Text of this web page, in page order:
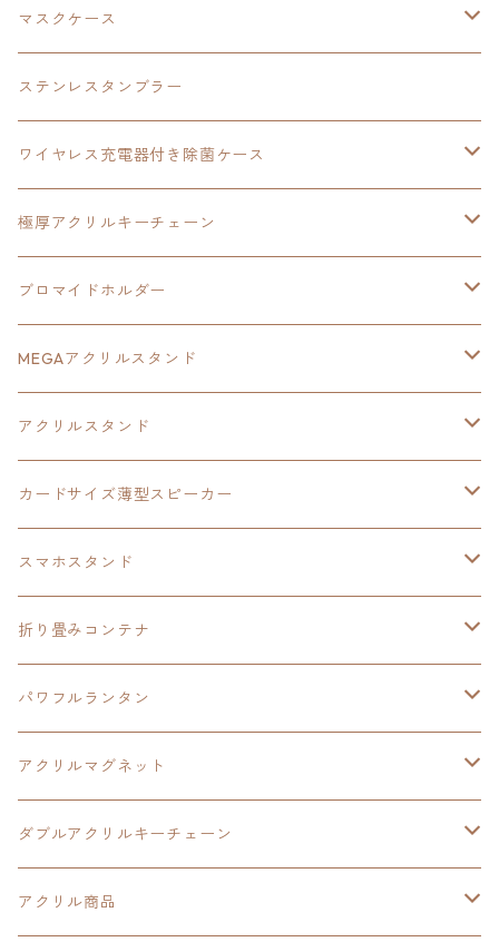
オーロラアクリルスタンド
軌跡シリーズ20周年
界の軌跡
アクリルマグネット
ヘッドホンスタンド
空の軌跡1st
イース
亰都ザナドゥ
王冠クリップ
界の軌跡
碧の軌跡：改
創の軌跡
40周年記念
創の軌跡
創の軌跡
閃の軌跡Ⅲ
創の軌跡
マスクケース
創の軌跡
ステンレスタンブラー
ワイヤレス充電器付き除菌ケース
創の軌跡
イース
極厚アクリルキーチェーン
日本ファルコム40周年記念イラスト
黎の軌跡
イースⅧ
創の軌跡
HOT-SHOT
イースⅨ
閃の軌跡Ⅳ
黎の軌跡Ⅱ
碧の軌跡：改
閃の軌跡Ⅲ
ブロマイドホルダー
40周年記念
黎の軌跡
黎の軌跡Ⅱ
イースⅧ
軌跡シリーズ20周年記念
MEGAアクリルスタンド
黎の軌跡
アクリルスタンド
オーロラ
カードサイズ薄型スピーカー
黎の軌跡
40周年記念
スマホスタンド
ワイヤレス充電スマホスタンド
黎の軌跡
折り畳みコンテナ
黎の軌跡Ⅱ
イースⅧ
イースⅩ
創の軌跡
パワフルランタン
創の軌跡
アクリルマグネット
創の軌跡
界の軌跡
ダブルアクリルキーチェーン
創の軌跡
アクリル商品